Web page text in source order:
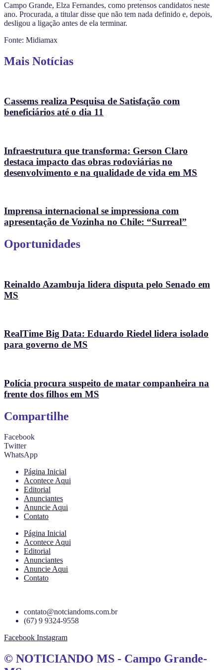
Campo Grande, Elza Fernandes, como pretensos candidatos neste
ano. Procurada, a titular disse que não tem nada definido e, depois,
desligou a ligação antes de ela terminar.
Fonte: Midiamax
Mais Notícias
Cassems realiza Pesquisa de Satisfação com
beneficiários até o dia 11
Infraestrutura que transforma: Gerson Claro
destaca impacto das obras rodoviárias no
desenvolvimento e na qualidade de vida em MS
Imprensa internacional se impressiona com
apresentação de Vozinha no Chile: “Surreal”
Oportunidades
Reinaldo Azambuja lidera disputa pelo Senado em
MS
RealTime Big Data: Eduardo Riedel lidera isolado
para governo de MS
Polícia procura suspeito de matar companheira na
frente dos filhos em MS
Compartilhe
Facebook
Twitter
WhatsApp
Página Inicial
Acontece Aqui
Editorial
Anunciantes
Anuncie Aqui
Contato
Página Inicial
Acontece Aqui
Editorial
Anunciantes
Anuncie Aqui
Contato
contato@notciandoms.com.br
(67) 9 9324-9558
Facebook Instagram
© NOTICIANDO MS - Campo Grande-